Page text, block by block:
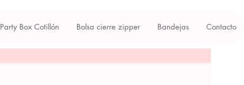
Party Box Cotillón Bolsa cierre zipper Bandejas Contacto